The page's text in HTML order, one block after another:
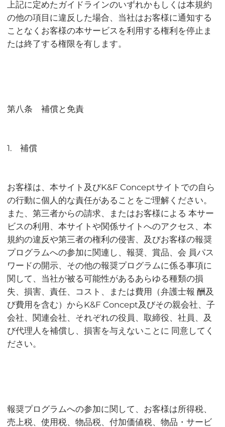
上記に定めたガイドラインのいずれかもしくは本規約
の他の項目に違反した場合、当社はお客様に通知する
ことなくお客様の本サービスを利用する権利を停止ま
たは終了する権限を有します。
第八条 補償と免責
1. 補償
お客様は、本サイト及びK&F Conceptサイトでの自ら
の行動に個人的な責任があることをご理解ください。
また、第三者からの請求、またはお客様による 本サー
ビスの利用、本サイトや関係サイトへのアクセス、本
規約の違反や第三者の権利の侵害、及びお客様の報奨
プログラムへの参加に関連し、報奨、賞品、会 員パス
ワードの開示、その他の報奨プログラムに係る事項に
関して、当社が被る可能性があるあらゆる種類の損
失、損害、責任、コスト、または費用（弁護士報 酬及
び費用を含む）からK&F Concept及びその親会社、子
会社、関連会社、それぞれの役員、取締役、社員、及
び代理人を補償し、損害を与えないことに 同意してく
ださい。
報奨プログラムへの参加に関して、お客様は所得税、
売上税、使用税、物品税、付加価値税、物品・サービ